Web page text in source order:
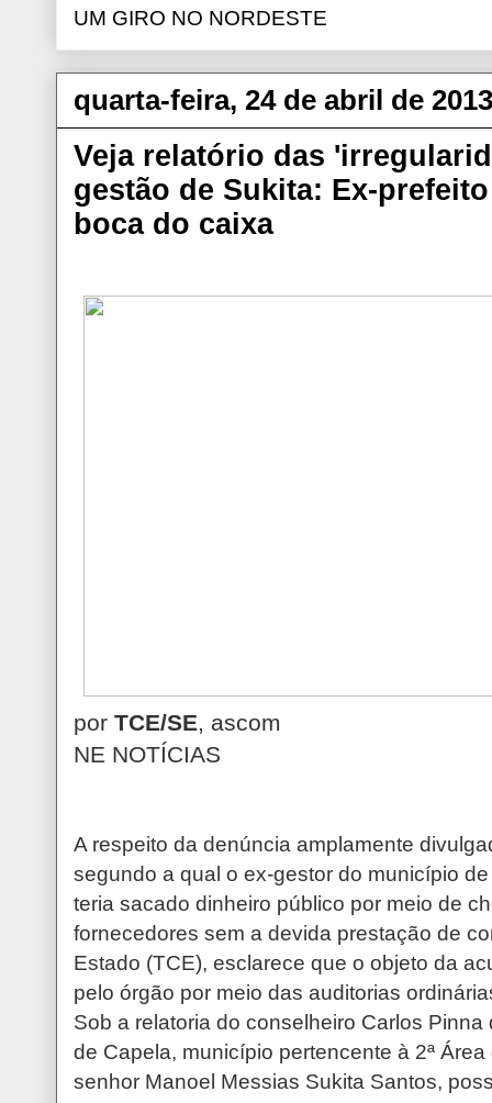
UM GIRO NO NORDESTE
quarta-feira, 24 de abril de 2013
Veja relatório das
gestão de Sukita: Ex-
boca do caixa
por TCE/SE , ascom
NE NOTÍCIAS
A respeito da denúncia amplamente
segundo a qual o ex-gestor do município
teria sacado dinheiro público por meio de
fornecedores sem a devida prestação de
Estado (TCE), esclarece que o objeto da
pelo órgão por meio das auditorias
Sob a relatoria do conselheiro Carlos
de Capela, município pertencente à 2ª
senhor Manoel Messias Sukita Santos,